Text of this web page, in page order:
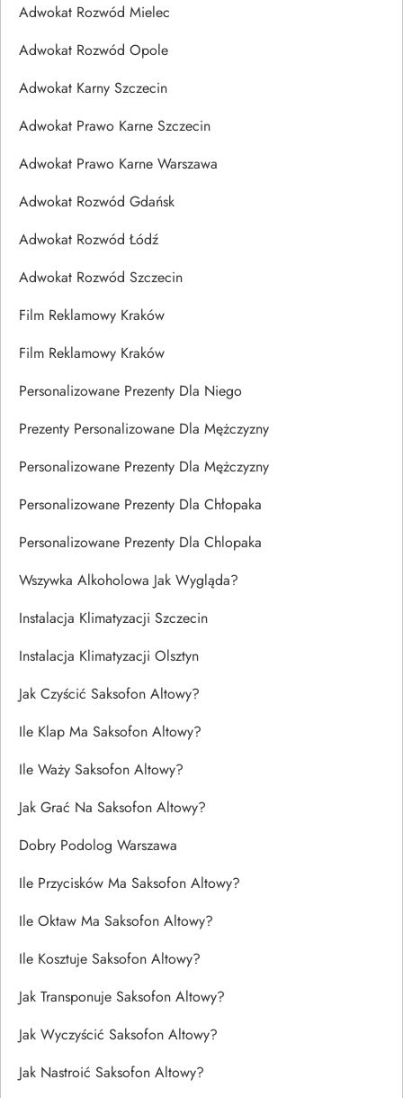
Adwokat Rozwód Mielec
Adwokat Rozwód Opole
Adwokat Karny Szczecin
Adwokat Prawo Karne Szczecin
Adwokat Prawo Karne Warszawa
Adwokat Rozwód Gdańsk
Adwokat Rozwód Łódź
Adwokat Rozwód Szczecin
Film Reklamowy Kraków
Film Reklamowy Kraków
Personalizowane Prezenty Dla Niego
Prezenty Personalizowane Dla Mężczyzny
Personalizowane Prezenty Dla Mężczyzny
Personalizowane Prezenty Dla Chłopaka
Personalizowane Prezenty Dla Chlopaka
Wszywka Alkoholowa Jak Wygląda?
Instalacja Klimatyzacji Szczecin
Instalacja Klimatyzacji Olsztyn
Jak Czyścić Saksofon Altowy?
Ile Klap Ma Saksofon Altowy?
Ile Waży Saksofon Altowy?
Jak Grać Na Saksofon Altowy?
Dobry Podolog Warszawa
Ile Przycisków Ma Saksofon Altowy?
Ile Oktaw Ma Saksofon Altowy?
Ile Kosztuje Saksofon Altowy?
Jak Transponuje Saksofon Altowy?
Jak Wyczyścić Saksofon Altowy?
Jak Nastroić Saksofon Altowy?